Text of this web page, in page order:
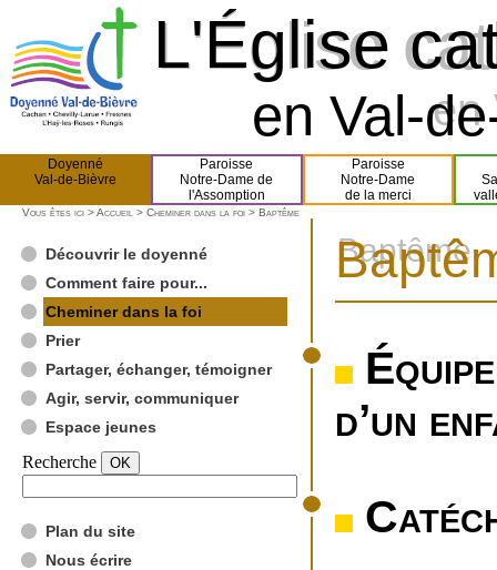
L'Église
L'Église
en
en Val-
Doyenné
Val-de-Bièvre
Paroisse
Notre-Dame de
l'Assomption
Paroisse
Notre-Dame
de la merci
Vous êtes ici >Accueil > Cheminer dans la foi > Baptême
Découvrir le doyenné
Comment faire pour...
Cheminer dans la foi
Prier
Partager, échanger, témoigner
Agir, servir, communiquer
Espace jeunes
Recherche
Plan du site
Nous écrire
Baptême
d’un